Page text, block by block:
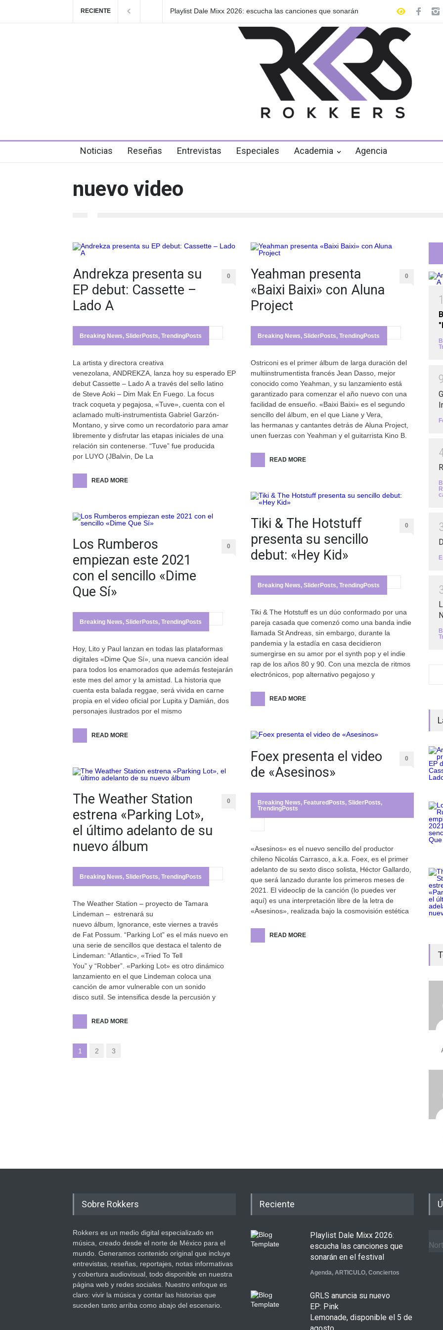
RECIENTE
Playlist Dale Mixx 2026: escucha las canciones que sonarán
GRLS anuncia su
Noticias Reseñas Entrevistas Especiales Academia Agencia
nuevo video
Andrekza presenta su
EP debut: Cassette –
Lado A
0
Breaking News, SliderPosts, TrendingPosts
La artista y directora creativa
venezolana, ANDREKZA, lanza hoy su esperado EP
debut Cassette – Lado A a través del sello latino
de Steve Aoki – Dim Mak En Fuego. La focus
track coqueta y pegajosa, «Tuve», cuenta con el
aclamado multi-instrumentista Gabriel Garzón-
Montano, y sirve como un recordatorio para amar
libremente y disfrutar las etapas iniciales de una
relación sin contenerse. “Tuve” fue producida
por LUYO (JBalvin, De La
READ MORE
Los Rumberos
empiezan este 2021
con el sencillo «Dime
Que Sí»
0
Breaking News, SliderPosts, TrendingPosts
Hoy, Lito y Paul lanzan en todas las plataformas
digitales «Dime Que Sí», una nueva canción ideal
para todos los enamorados que además festejarán
este mes del amor y la amistad. La historia que
cuenta esta balada reggae, será vivida en carne
propia en el video oficial por Lupita y Damián, dos
personajes ilustrados por el mismo
READ MORE
The Weather Station
estrena «Parking Lot»,
el último adelanto de su
nuevo álbum
0
Breaking News, SliderPosts, TrendingPosts
The Weather Station – proyecto de Tamara
Lindeman – estrenará su
nuevo álbum, Ignorance, este viernes a través
de Fat Possum. “Parking Lot” es el más nuevo en
una serie de sencillos que destaca el talento de
Lindeman: “Atlantic», «Tried To Tell
You” y “Robber”. «Parking Lot» es otro dinámico
lanzamiento en el que Lindeman coloca una
canción de amor vulnerable con un sonido
disco sutil. Se intensifica desde la percusión y
READ MORE
Yeahman presenta
«Baixi Baixi» con Aluna
Project
0
Breaking News, SliderPosts, TrendingPosts
Ostriconi es el primer álbum de larga duración del
multiinstrumentista francés Jean Dasso, mejor
conocido como Yeahman, y su lanzamiento está
garantizado para comenzar el año nuevo con una
facilidad de ensueño. «Baixi Baixi» es el segundo
sencillo del álbum, en el que Liane y Vera,
las hermanas y cantantes detrás de Aluna Project,
unen fuerzas con Yeahman y el guitarrista Kino B.
READ MORE
Tiki & The Hotstuff
presenta su sencillo
debut: «Hey Kid»
0
Breaking News, SliderPosts, TrendingPosts
Tiki & The Hotstuff es un dúo conformado por una
pareja casada que comenzó como una banda indie
llamada St Andreas, sin embargo, durante la
pandemia y la estadía en casa decidieron
sumergirse en su amor por el synth pop y el indie
rap de los años 80 y 90. Con una mezcla de ritmos
electrónicos, pop alternativo pegajoso y
READ MORE
Foex presenta el video
de «Asesinos»
0
Breaking News, FeaturedPosts, SliderPosts,
TrendingPosts
«Asesinos» es el nuevo sencillo del productor
chileno Nicolás Carrasco, a.k.a. Foex, es el primer
adelanto de su sexto disco solista, Héctor Gallardo,
que será lanzado durante los primeros meses de
2021. El videoclip de la canción (lo puedes ver
aquí) es una interpretación libre de la letra de
«Asesinos», realizada bajo la cosmovisión estética
READ MORE
1 2 3
1
9
Sobre Rokkers
Rokkers es un medio digital especializado en
música, creado desde el norte de México para el
mundo. Generamos contenido original que incluye
entrevistas, reseñas, reportajes, notas informativas
y cobertura audiovisual, todo disponible en nuestra
página web y redes sociales. Nuestro enfoque es
claro: vivir la música y contar las historias que
suceden tanto arriba como abajo del escenario.
Reciente
Playlist Dale Mixx 2026:
escucha las canciones que
sonarán en el festival
Agenda, ARTICULO, Conciertos
GRLS anuncia su nuevo
EP: Pink
Lemonade, disponible el 5 de